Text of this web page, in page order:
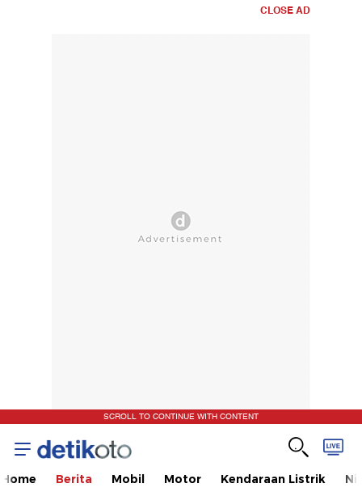
CLOSE AD
SCROLL TO CONTINUE WITH CONTENT
Home Berita Mobil Motor Kendaraan Listrik